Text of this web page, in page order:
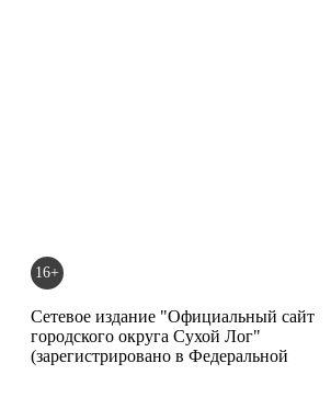
16+
Сетевое издание "Официальный сайт
городского округа Сухой Лог"
(зарегистрировано в Федеральной